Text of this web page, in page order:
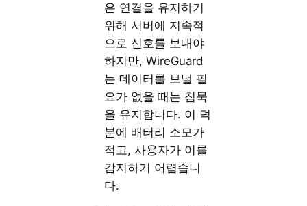
은 연결을 유지하기
위해 서버에 지속적
으로 신호를 보내야
하지만, WireGuard
는 데이터를 보낼 필
요가 없을 때는 침묵
을 유지합니다. 이 덕
분에 배터리 소모가
적고, 사용자가 이를
감지하기 어렵습니
다.